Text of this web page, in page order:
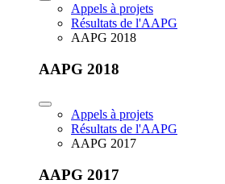
Appels à projets
Résultats de l'AAPG
AAPG 2018
AAPG 2018
Appels à projets
Résultats de l'AAPG
AAPG 2017
AAPG 2017